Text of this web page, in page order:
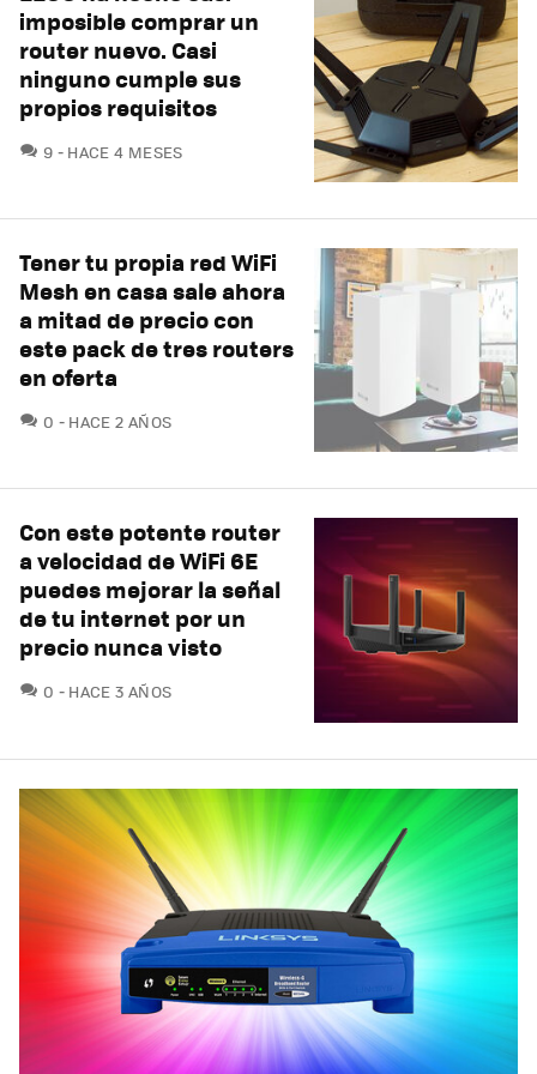
imposible comprar un
router nuevo. Casi
ninguno cumple sus
propios requisitos
9 COMENTARIOS
HACE 4 MESES
Tener tu propia red WiFi
Mesh en casa sale ahora
a mitad de precio con
este pack de tres routers
en oferta
0 COMENTARIOS
HACE 2 AÑOS
Con este potente router
a velocidad de WiFi 6E
puedes mejorar la señal
de tu internet por un
precio nunca visto
0 COMENTARIOS
HACE 3 AÑOS